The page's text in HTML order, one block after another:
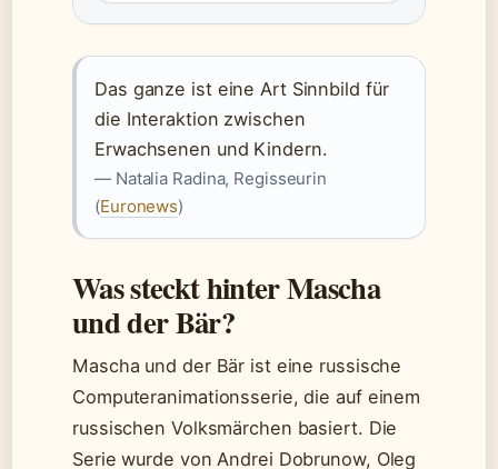
Das ganze ist eine Art Sinnbild für
die Interaktion zwischen
Erwachsenen und Kindern.
— Natalia Radina, Regisseurin
(Euronews)
Was steckt hinter Mascha
und der Bär?
Mascha und der Bär ist eine russische
Computeranimationsserie, die auf einem
russischen Volksmärchen basiert. Die
Serie wurde von Andrei Dobrunow, Oleg